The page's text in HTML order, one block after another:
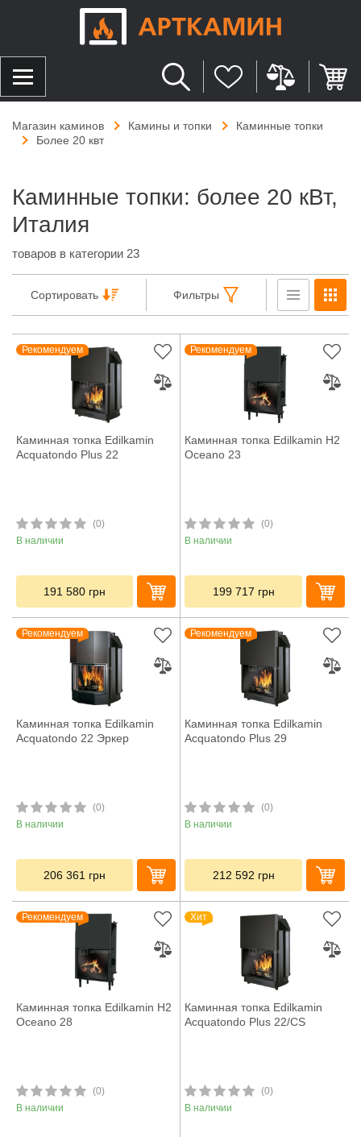
Магазин каминов Камины и топки
Каминные топки
Более 20 квт
Каминные топки: более 20 кВт,
Италия
товаров в категории 23
Сортировать Фильтры
Рекомендуем
Каминная топка Edilkamin
Acquatondo Plus 22
(0)
В наличии
191 580 грн
Рекомендуем
Каминная топка Edilkamin H2
Oceano 23
(0)
В наличии
199 717 грн
Рекомендуем
Каминная топка Edilkamin
Acquatondo 22 Эркер
(0)
В наличии
206 361 грн
Рекомендуем
Каминная топка Edilkamin
Acquatondo Plus 29
(0)
В наличии
212 592 грн
Рекомендуем
Каминная топка Edilkamin H2
Oceano 28
(0)
В наличии
Хит
Каминная топка Edilkamin
Acquatondo Plus 22/CS
(0)
В наличии